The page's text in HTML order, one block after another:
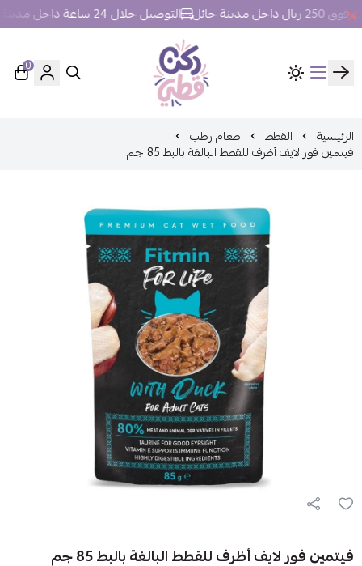
حائل التوصيل خلال 24 ساعة داخل مدينة حائل.
ركن قطي
0
الرئيسية القطط طعام رطب
فيتمين فور لايف أظرف للقطط البالغة بالبط 85 جم
فيتمين فور لايف أظرف للقطط البالغة بالبط 85 جم